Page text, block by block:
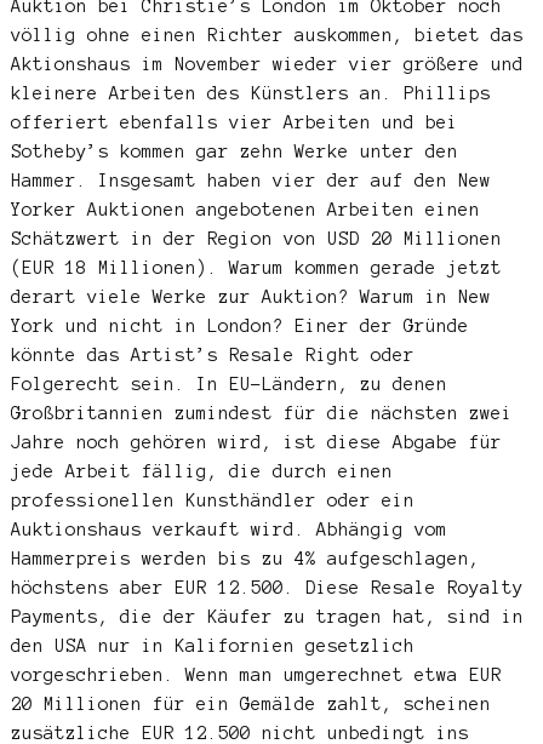
Auktion bei Christie’s London im Oktober noch
völlig ohne einen Richter auskommen, bietet das
Aktionshaus im November wieder vier größere und
kleinere Arbeiten des Künstlers an. Phillips
offeriert ebenfalls vier Arbeiten und bei
Sotheby’s kommen gar zehn Werke unter den
Hammer. Insgesamt haben vier der auf den New
Yorker Auktionen angebotenen Arbeiten einen
Schätzwert in der Region von USD 20 Millionen
(EUR 18 Millionen). Warum kommen gerade jetzt
derart viele Werke zur Auktion? Warum in New
York und nicht in London? Einer der Gründe
könnte das Artist’s Resale Right oder
Folgerecht sein. In EU-Ländern, zu denen
Großbritannien zumindest für die nächsten zwei
Jahre noch gehören wird, ist diese Abgabe für
jede Arbeit fällig, die durch einen
professionellen Kunsthändler oder ein
Auktionshaus verkauft wird. Abhängig vom
Hammerpreis werden bis zu 4% aufgeschlagen,
höchstens aber EUR 12.500. Diese Resale Royalty
Payments, die der Käufer zu tragen hat, sind in
den USA nur in Kalifornien gesetzlich
vorgeschrieben. Wenn man umgerechnet etwa EUR
20 Millionen für ein Gemälde zahlt, scheinen
zusätzliche EUR 12.500 nicht unbedingt ins